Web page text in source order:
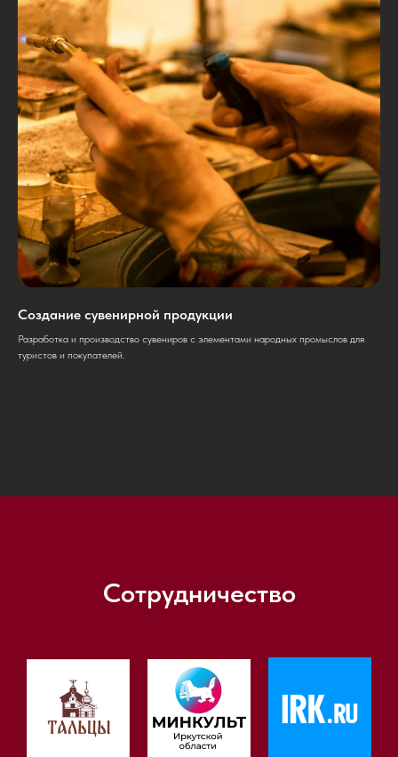
Создание сувенирной продукции
Разработка и производство сувениров с элементами народных промыслов для
туристов и покупателей.
Сотрудничество